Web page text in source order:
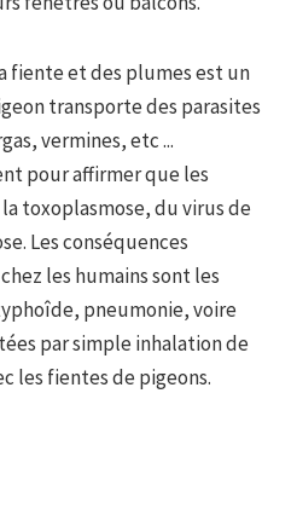
fiente et des plumes est un
transporte des parasites
vermines, etc ...
pour affirmer que les
toxoplasmose, du virus de
Les conséquences
les humains sont les
pneumonie, voire
par simple inhalation de
les fientes de pigeons.